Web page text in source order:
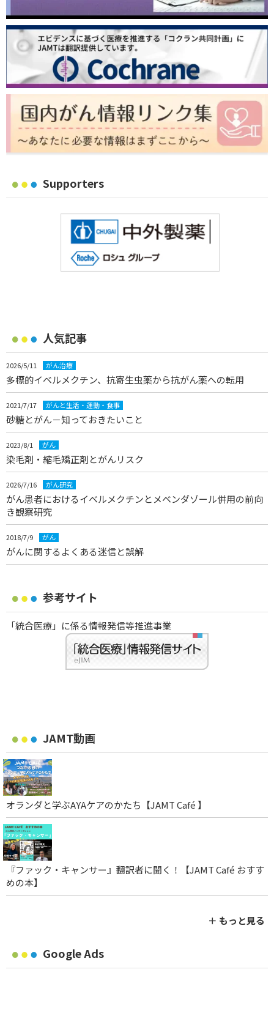
Supporters
人気記事
2026/5/11 がん治療
多標的イベルメクチン、抗寄生虫薬から抗がん薬への転用
2021/7/17 がんと生活・運動・食事
砂糖とがん－知っておきたいこと
2023/8/1 がん
染毛剤・縮毛矯正剤とがんリスク
2026/7/16 がん研究
がん患者におけるイベルメクチンとメベンダゾール併用の前向
き観察研究
2018/7/9 がん
がんに関するよくある迷信と誤解
参考サイト
「統合医療」に係る情報発信等推進事業
JAMT動画
オランダと学ぶAYAケアのかたち【JAMT Café 】
『ファック・キャンサー』翻訳者に聞く！【JAMT Café おすす
めの本】
＋ もっと見る
Google Ads